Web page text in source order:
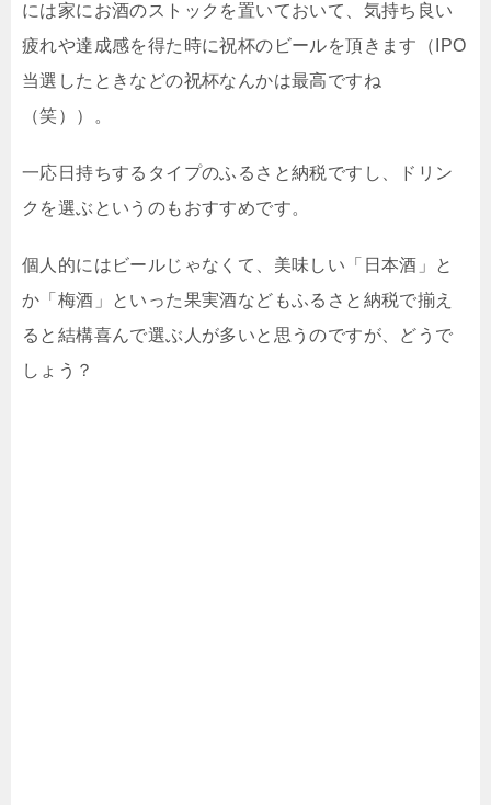
には家にお酒のストックを置いておいて、気持ち良い
疲れや達成感を得た時に祝杯のビールを頂きます（IPO
当選したときなどの祝杯なんかは最高ですね
（笑））。
一応日持ちするタイプのふるさと納税ですし、ドリン
クを選ぶというのもおすすめです。
個人的にはビールじゃなくて、美味しい「日本酒」と
か「梅酒」といった果実酒などもふるさと納税で揃え
ると結構喜んで選ぶ人が多いと思うのですが、どうで
しょう？